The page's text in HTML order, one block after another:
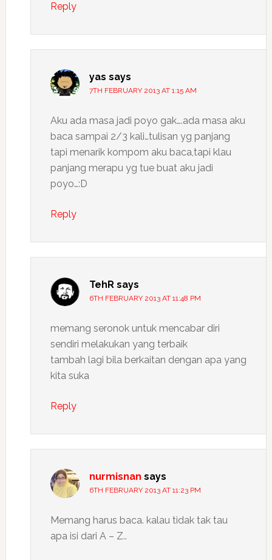
Reply
yas says
7TH FEBRUARY 2013 AT 1:15 AM
Aku ada masa jadi poyo gak….ada masa aku
baca sampai 2/3 kali…tulisan yg panjang
tapi menarik kompom aku baca,tapi klau
panjang merapu yg tue buat aku jadi
poyo…:D
Reply
TehR says
6TH FEBRUARY 2013 AT 11:48 PM
memang seronok untuk mencabar diri
sendiri melakukan yang terbaik
tambah lagi bila berkaitan dengan apa yang
kita suka
Reply
nurmisnan says
6TH FEBRUARY 2013 AT 11:23 PM
Memang harus baca. kalau tidak tak tau
apa isi dari A – Z..